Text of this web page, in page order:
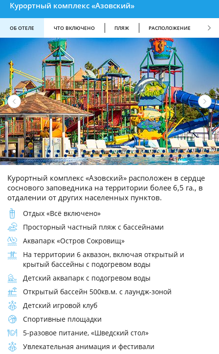
Курортный комплекс «Азовский»
ОБ ОТЕЛЕ ЧТО ВКЛЮЧЕНО ПЛЯЖ РАСПОЛОЖЕНИЕ
Курортный комплекс «Азовский» расположен в сердце
соснового заповедника на территории более 6,5 га., в
отдалении от других населенных пунктов.
Отдых «Всё включено»
Просторный частный пляж с бассейнами
Аквапарк «Остров Сокровищ»
На территории 6 аквазон, включая открытый и
крытый бассейны с подогревом воды
Детский аквапарк с подогревом воды
Открытый бассейн 500кв.м. с лаундж-зоной
Детский игровой клуб
Спортивные площадки
5-разовое питание, «Шведский стол»
Увлекательная анимация и фестивали